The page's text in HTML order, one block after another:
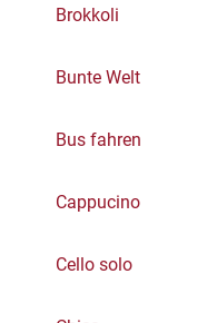
Brokkoli
Bunte Welt
Bus fahren
Cappucino
Cello solo